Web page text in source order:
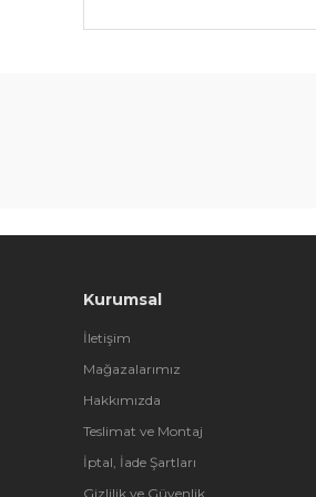
Bu ürünün fiyat bilgisi,
Ürün bilgilerinde
Kurumsal
İletişim
Mağazalarımız
Hakkımızda
Teslimat ve Montaj
İptal, İade Şartları
Gizlilik ve Güvenlik